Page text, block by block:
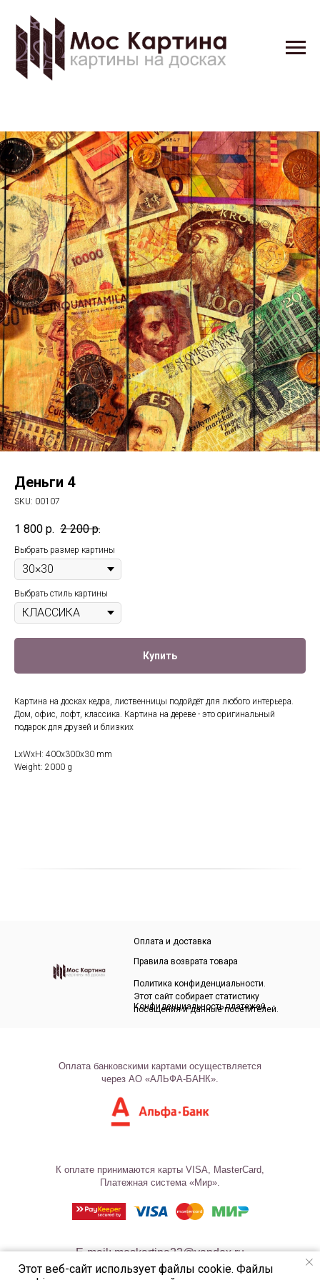
Деньги 4
SKU: 00107
1 800 р. 2 200 р.
Выбрать размер картины
Выбрать стиль картины
Купить
Картина на досках кедра, лиственницы подойдёт для любого интерьера.
Дом, офис, лофт, классика. Картина на дереве - это оригинальный
подарок для друзей и близких
LxWxH: 400x300x30 mm
Weight: 2000 g
Конфиденциальность платежей
Правила возврата товара
Оплата и доставка
Политика конфиденциальности.
Этот сайт собирает статистику
посещения и данные посетителей.
Оплата банковскими картами осуществляется
через АО «АЛЬФА-БАНК».
E-mail: moskartina22@yandex.ru
К оплате принимаются карты VISA, MasterCard,
Платежная система «Мир».
Этот веб-сайт использует файлы cookie. Файлы